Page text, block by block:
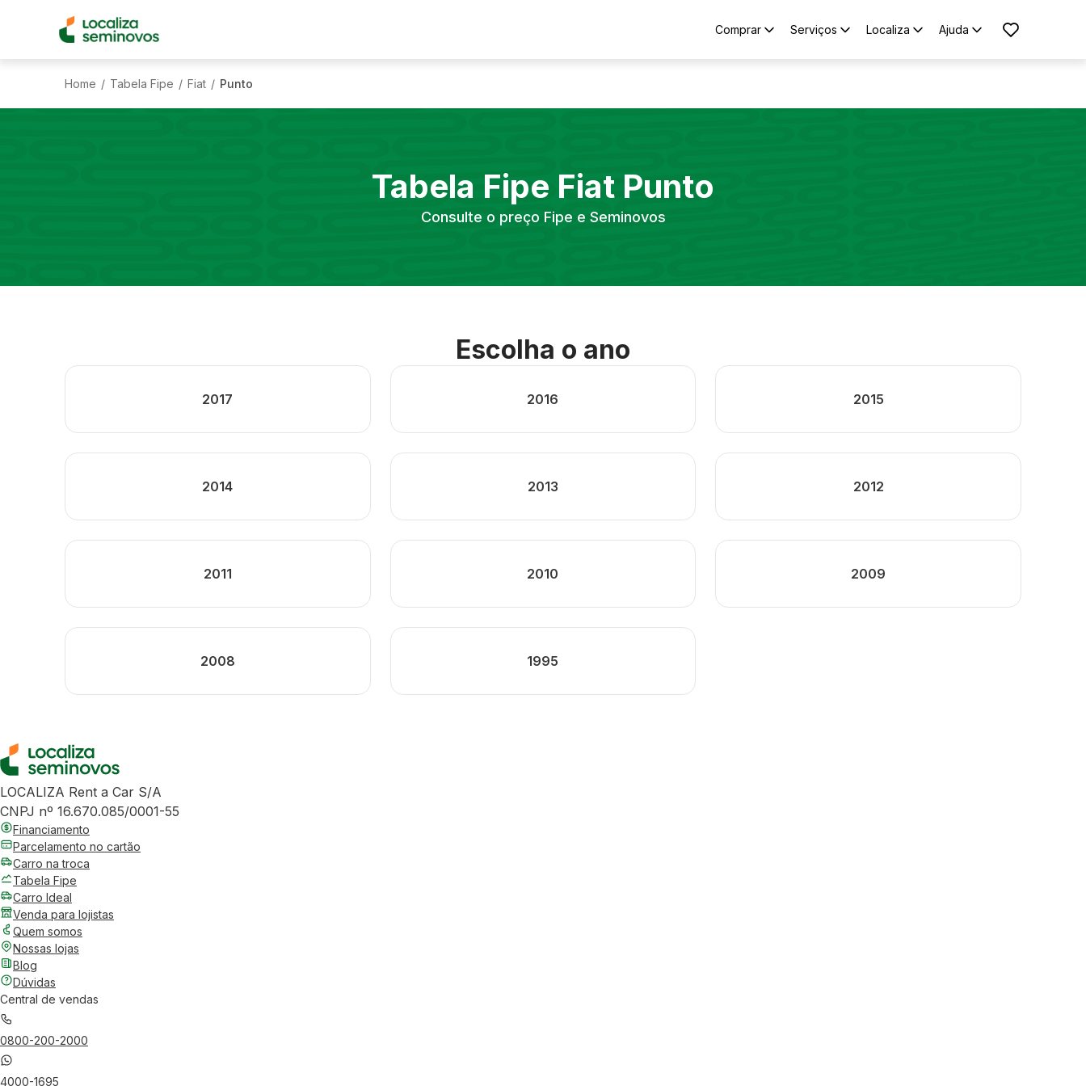
Comprar Serviços Localiza Ajuda
Home / Tabela Fipe / Fiat / Punto
Tabela Fipe Fiat Punto
Consulte o preço Fipe e Seminovos
Escolha o ano
2017 2016 2015
2014 2013 2012
2011 2010 2009
2008 1995
LOCALIZA Rent a Car S/A
CNPJ nº 16.670.085/0001-55
Financiamento
Parcelamento no cartão
Carro na troca
Tabela Fipe
Carro Ideal
Venda para lojistas
Quem somos
Nossas lojas
Blog
Dúvidas
Central de vendas
0800-200-2000
4000-1695